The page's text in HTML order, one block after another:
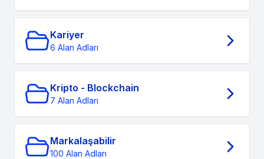
Kariyer
6 Alan Adları
Kripto - Blockchain
7 Alan Adları
Markalaşabilir
100 Alan Adları